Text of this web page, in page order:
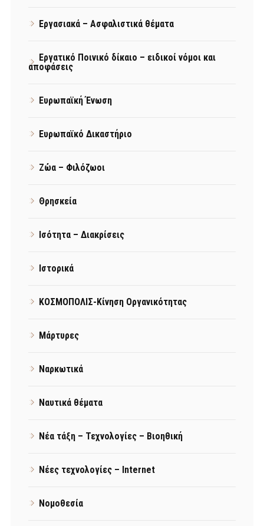
Εργασιακά – Ασφαλιστικά θέματα
Εργατικό Ποινικό δίκαιο – ειδικοί νόμοι και
αποφάσεις
Ευρωπαϊκή Ένωση
Ευρωπαϊκό Δικαστήριο
Ζώα – Φιλόζωοι
Θρησκεία
Ισότητα – Διακρίσεις
Ιστορικά
ΚΟΣΜΟΠΟΛΙΣ-Κίνηση Οργανικότητας
Μάρτυρες
Ναρκωτικά
Ναυτικά θέματα
Νέα τάξη – Τεχνολογίες – Βιοηθική
Νέες τεχνολογίες – Internet
Νομοθεσία